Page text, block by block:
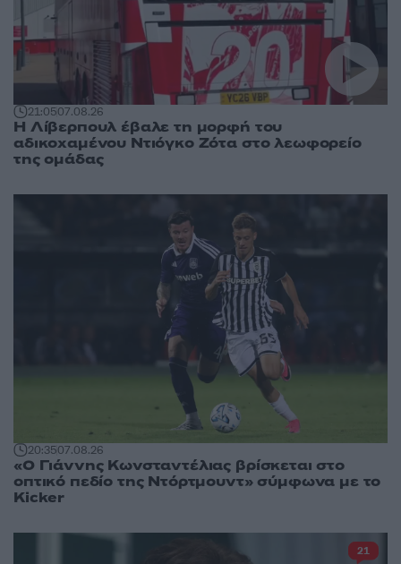
21:0507.08.26
Η Λίβερπουλ έβαλε τη μορφή του
αδικοχαμένου Ντιόγκο Ζότα στο λεωφορείο
της ομάδας
20:3507.08.26
«Ο Γιάννης Κωνσταντέλιας βρίσκεται στο
οπτικό πεδίο της Ντόρτμουντ» σύμφωνα με το
Kicker
21